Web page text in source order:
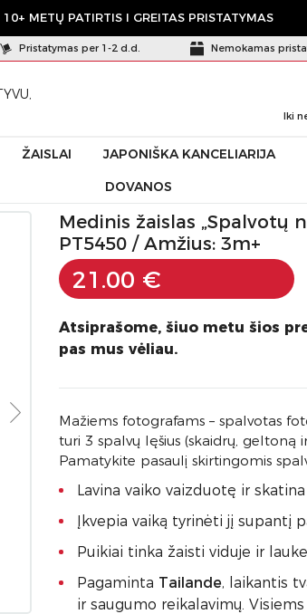
10+ METŲ PATIRTIS I GREITAS PRISTATYMAS
Pristatymas per 1-2 d.d. Nemokamas
Iki
ŽAISLAI JAPONIŠKA KANCELIARIJA
DOVANOS
fotoaparatas” PlanToys PT5450
Medinis žaislas „Spalvotų
PT5450 / Amžius: 3m+
21.00 €
Atsiprašome, šiuo metu šios
pas mus vėliau.
Mažiems fotografams – spalvotas
turi 3 spalvų lęšius (skaidrų, geltoną
Pamatykite pasaulį skirtingomis
Lavina vaiko vaizduotę ir
Įkvepia vaiką tyrinėti jį supantį
Puikiai tinka žaisti viduje ir
Pagaminta Tailande, laikantis
ir saugumo reikalavimų.